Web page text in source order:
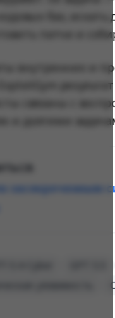
баз,
патчи и
внутренних и
связаны с
и долгими
засекреченным